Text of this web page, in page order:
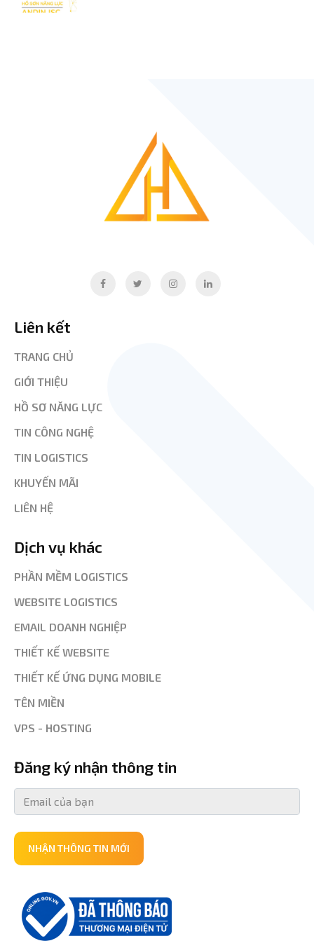
Liên kết
TRANG CHỦ
GIỚI THIỆU
HỒ SƠ NĂNG LỰC
TIN CÔNG NGHỆ
TIN LOGISTICS
KHUYẾN MÃI
LIÊN HỆ
Dịch vụ khác
PHẦN MỀM LOGISTICS
WEBSITE LOGISTICS
EMAIL DOANH NGHIỆP
THIẾT KẾ WEBSITE
THIẾT KẾ ỨNG DỤNG MOBILE
TÊN MIỀN
VPS - HOSTING
Đăng ký nhận thông tin
NHẬN THÔNG TIN MỚI